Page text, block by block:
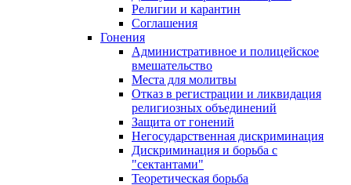
Религии и карантин
Соглашения
Гонения
Административное и полицейское
вмешательство
Места для молитвы
Отказ в регистрации и ликвидация
религиозных объединений
Защита от гонений
Негосударственная дискриминация
Дискриминация и борьба с
"сектантами"
Теоретическая борьба